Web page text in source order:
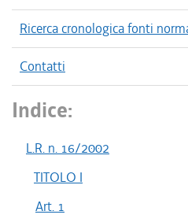
Ricerca cronologica fonti
Contatti
Indice:
L.R. n. 16/2002
TITOLO I
Art. 1